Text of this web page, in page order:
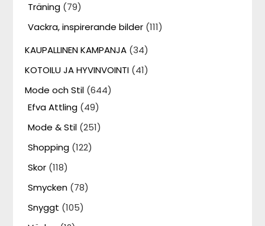
Träning (79)
Vackra, inspirerande bilder (111)
KAUPALLINEN KAMPANJA (34)
KOTOILU JA HYVINVOINTI (41)
Mode och Stil (644)
Efva Attling (49)
Mode & Stil (251)
Shopping (122)
Skor (118)
Smycken (78)
Snyggt (105)